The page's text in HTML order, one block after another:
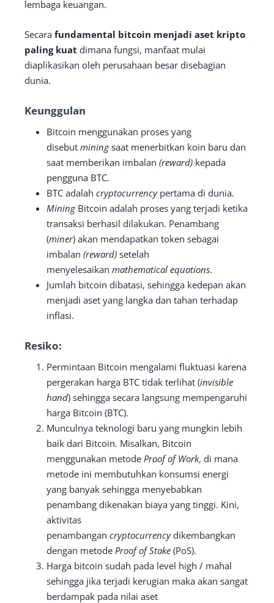
lembaga keuangan.
Secara fundamental bitcoin menjadi aset kripto
paling kuat dimana fungsi, manfaat mulai
diaplikasikan oleh perusahaan besar disebagian
dunia.
Keunggulan
Bitcoin menggunakan proses yang
disebut miningsaat menerbitkan koin baru dan
saat memberikan imbalan (reward) kepada
pengguna BTC.
BTC adalah cryptocurrencypertama di dunia.
MiningBitcoin adalah proses yang terjadi ketika
transaksi berhasil dilakukan. Penambang
(miner) akan mendapatkan token sebagai
imbalan (reward) setelah
menyelesaikan mathematical equations.
Jumlah bitcoin dibatasi, sehingga kedepan akan
menjadi aset yang langka dan tahan terhadap
inflasi.
Resiko:
Permintaan Bitcoin mengalami fluktuasi karena
pergerakan harga BTC tidak terlihat (invisible
hand) sehingga secara langsung mempengaruhi
harga Bitcoin (BTC).
Munculnya teknologi baru yang mungkin lebih
baik dari Bitcoin. Misalkan, Bitcoin
menggunakan metode Proof of Work, di mana
metode ini membutuhkan konsumsi energi
yang banyak sehingga menyebabkan
penambang dikenakan biaya yang tinggi. Kini,
aktivitas
penambangan cryptocurrencydikembangkan
dengan metode Proof of Stake (PoS).
Harga bitcoin sudah pada level high / mahal
sehingga jika terjadi kerugian maka akan sangat
berdampak pada nilai aset